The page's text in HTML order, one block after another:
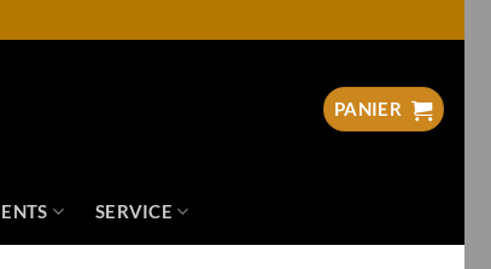
PANIER
SERVICE